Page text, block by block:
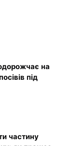
на
під
частину